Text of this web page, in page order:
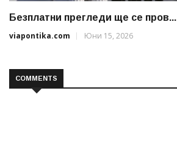
Безплатни прегледи ще се пров...
viapontika.com
Юни 15, 2026
COMMENTS